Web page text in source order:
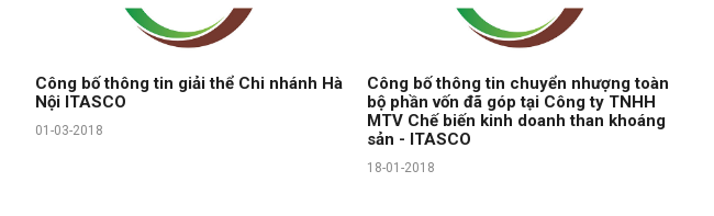
Công bố thông tin giải thể Chi nhánh Hà
Nội ITASCO
01-03-2018
Công bố thông tin chuyển nhượng toàn
bộ phần vốn đã góp tại Công ty TNHH
MTV Chế biến kinh doanh than khoáng
sản - ITASCO
18-01-2018